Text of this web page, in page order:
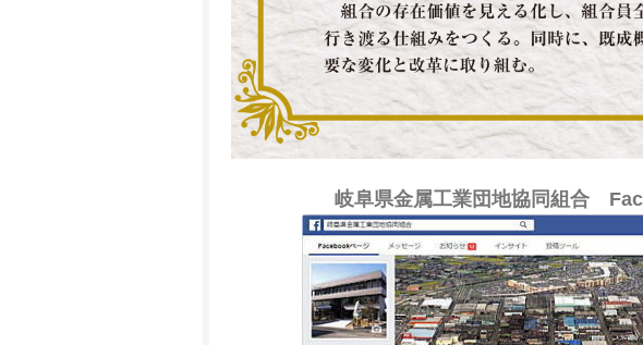
岐阜県金属工業団地協同組合